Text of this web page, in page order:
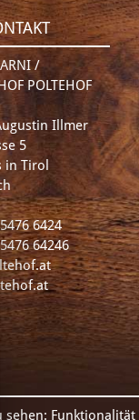
/
POLTEHOF
Illmer
5
in Tirol
5476 6424
5476 64246
sehen: Funktionalität